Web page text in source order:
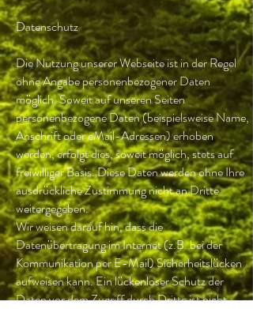
Datenschutz
Die Nutzung unserer Webseite ist in der Regel
ohne Angabe personenbezogener Daten
möglich. Soweit auf unseren Seiten
personenbezogene Daten (beispielsweise Name,
Anschrift oder eMail-Adressen) erhoben
werden, erfolgt dies, soweit möglich, stets auf
freiwilliger Basis. Diese Daten werden ohne Ihre
ausdrückliche Zustimmung nicht an Dritte
weitergegeben.
Wir weisen darauf hin, dass die
Datenübertragung im Internet (z.B. bei der
Kommunikation per E-Mail) Sicherheitslücken
aufweisen kann. Ein lückenloser Schutz der
Daten vor dem Zugriff durch Dritte ist nicht